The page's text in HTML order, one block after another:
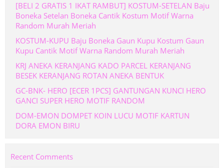
[BELI 2 GRATIS 1 IKAT RAMBUT] KOSTUM-SETELAN Baju
Boneka Setelan Boneka Cantik Kostum Motif Warna
Random Murah Meriah
KOSTUM-KUPU Baju Boneka Gaun Kupu Kostum Gaun
Kupu Cantik Motif Warna Random Murah Meriah
KRJ ANEKA KERANJANG KADO PARCEL KERANJANG
BESEK KERANJANG ROTAN ANEKA BENTUK
GC-BNK- HERO [ECER 1PCS] GANTUNGAN KUNCI HERO
GANCI SUPER HERO MOTIF RANDOM
DOM-EMON DOMPET KOIN LUCU MOTIF KARTUN
DORA EMON BIRU
Recent Comments